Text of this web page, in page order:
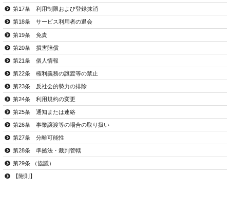
第17条 利用制限および登録抹消
第18条 サービス利用者の退会
第19条 免責
第20条 損害賠償
第21条 個人情報
第22条 権利義務の譲渡等の禁止
第23条 反社会的勢力の排除
第24条 利用規約の変更
第25条 通知または連絡
第26条 事業譲渡等の場合の取り扱い
第27条 分離可能性
第28条 準拠法・裁判管轄
第29条 （協議）
【附則】